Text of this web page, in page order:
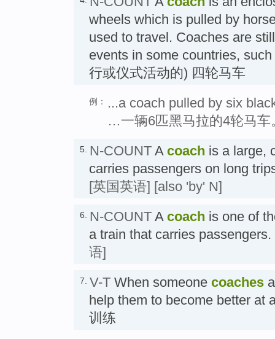
wheels which is pulled by
used to travel. Coaches are
events in some countries,
行或仪式活动的) 四轮马车
例：
...a coach pulled by six
…一辆6匹黑马拉的4轮马车
5. N-COUNT A coach is a large,
carries passengers on long
[英国英语] [also 'by' N]
6. N-COUNT A coach is one of
a train that carries
语]
7. V-T When someone coaches
help them to become better at
训练